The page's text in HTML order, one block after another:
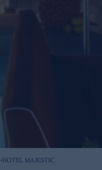
·HOTEL MAJESTIC